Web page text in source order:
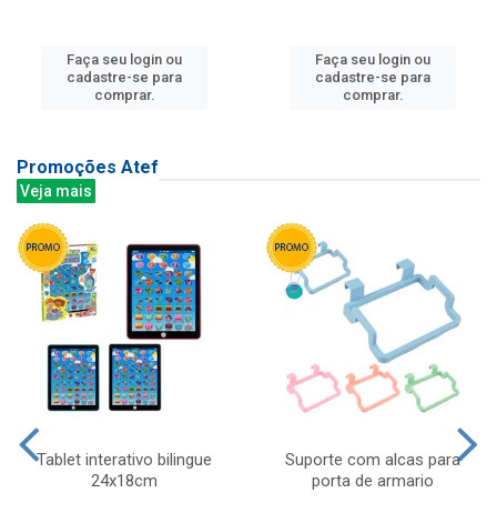
Faça seu login ou
cadastre-se para
comprar.
Faça seu login ou
cadastre-se para
comprar.
Promoções Atef
Veja mais
Tablet interativo bilingue
24x18cm
Suporte com alcas para
porta de armario